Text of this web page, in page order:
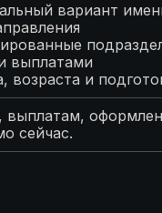
вариант
выплатами
и
выплатам,
сейчас.